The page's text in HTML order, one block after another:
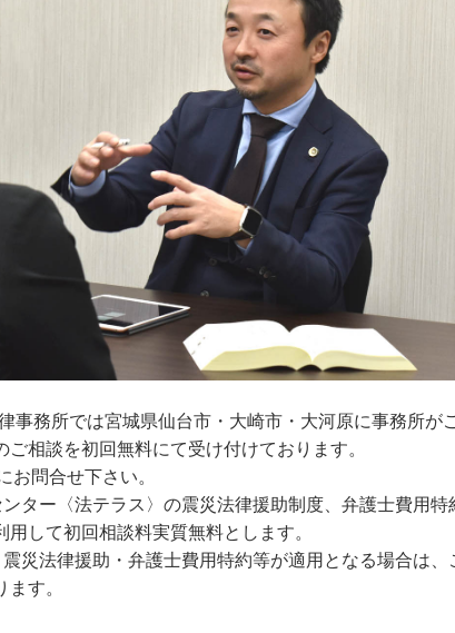
事務所では宮城県仙台市・大崎市・大河原に事務所が
相談を初回無料にて受け付けております。
お問合せ下さい。
ター〈法テラス〉の震災法律援助制度、弁護士費用特
して初回相談料実質無料とします。
災法律援助・弁護士費用特約等が適用となる場合は、
す。